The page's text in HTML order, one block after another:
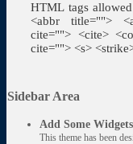
HTML tags
<abbr title="">
cite=""> <cite>
cite=""> <s>
Sidebar Area
Add Some
This theme has been